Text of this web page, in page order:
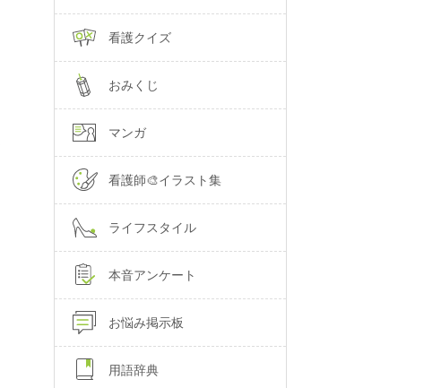
看護クイズ
おみくじ
マンガ
看護師🎨イラスト集
ライフスタイル
本音アンケート
お悩み掲示板
用語辞典